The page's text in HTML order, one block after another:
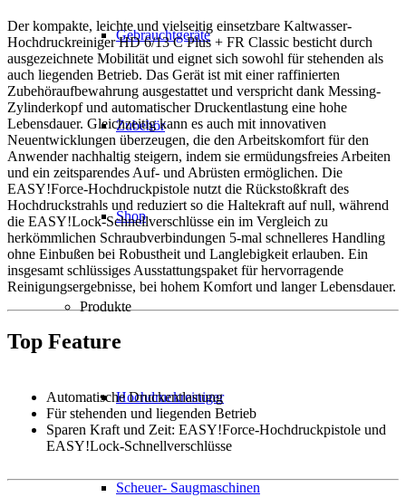
Gebrauchtgeräte
Zubehör
Shop
Produkte
Hochdruckreiniger
Scheuer- Saugmaschinen
Der kompakte, leichte und vielseitig einsetzbare Kaltwasser-
Hochdruckreiniger HD 6/13 C Plus + FR Classic besticht durch
ausgezeichnete Mobilität und eignet sich sowohl für stehenden als
auch liegenden Betrieb. Das Gerät ist mit einer raffinierten
Zubehöraufbewahrung ausgestattet und verspricht dank Messing-
Zylinderkopf und automatischer Druckentlastung eine hohe
Lebensdauer. Gleichzeitig kann es auch mit innovativen
Neuentwicklungen überzeugen, die den Arbeitskomfort für den
Anwender nachhaltig steigern, indem sie ermüdungsfreies Arbeiten
und ein zeitsparendes Auf- und Abrüsten ermöglichen. Die
EASY!Force-Hochdruckpistole nutzt die Rückstoßkraft des
Hochdruckstrahls und reduziert so die Haltekraft auf null, während
die EASY!Lock-Schnellverschlüsse ein im Vergleich zu
herkömmlichen Schraubverbindungen 5-mal schnelleres Handling
ohne Einbußen bei Robustheit und Langlebigkeit erlauben. Ein
insgesamt schlüssiges Ausstattungspaket für hervorragende
Reinigungsergebnisse, bei hohem Komfort und langer Lebensdauer.
Top Feature
Automatische Druckentlastung
Für stehenden und liegenden Betrieb
Sparen Kraft und Zeit: EASY!Force-Hochdruckpistole und
EASY!Lock-Schnellverschlüsse